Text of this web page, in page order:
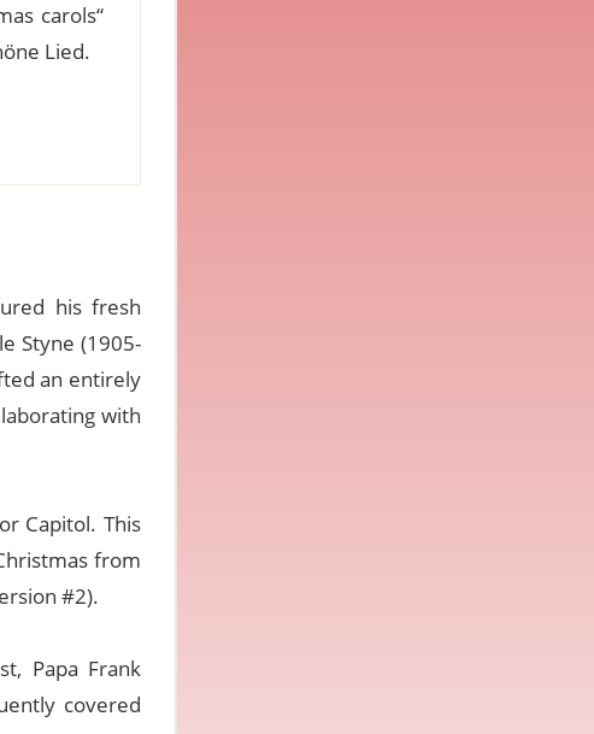
carols“
Lied.
his fresh
Styne (1905-
an entirely
with
Capitol. This
from
#2).
Papa Frank
covered